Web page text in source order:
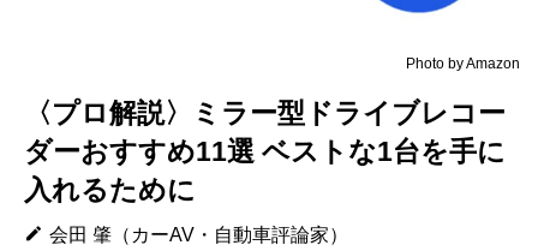
Photo by Amazon
〈プロ解説〉ミラー型ドライブレコー
ダーおすすめ11選 ベストな1台を手に
入れるために
会田 肇（カーAV・自動車評論家）